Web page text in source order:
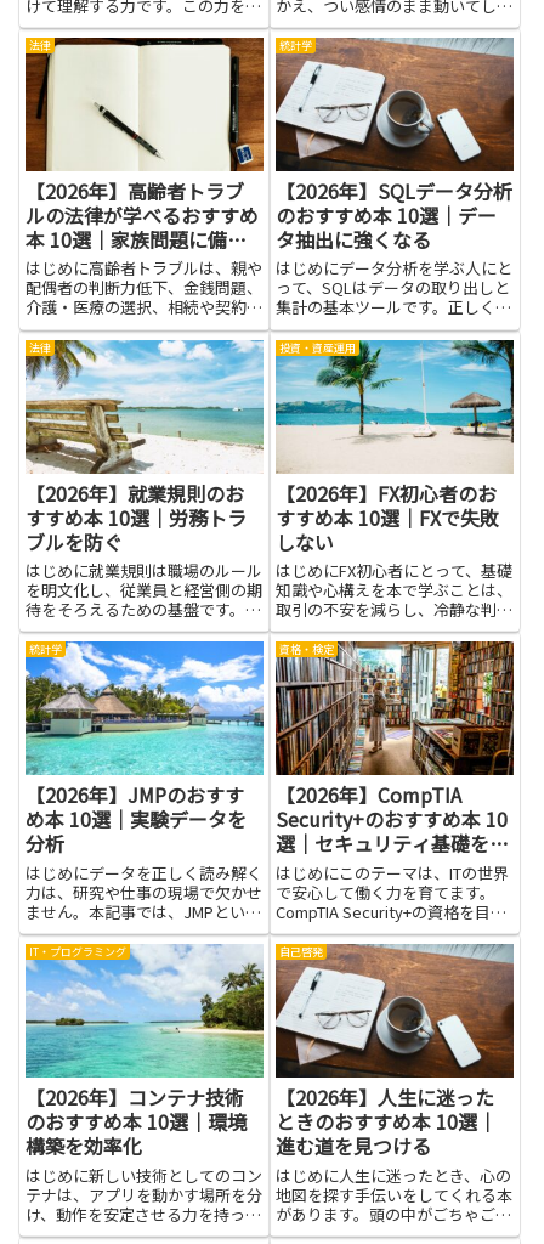
けて理解する力です。この力を高
めると、問題文の要点を素早くつ
かみ、与えられた情報の矛盾点や
前提を見抜く力が身につきます。
問題文を読み解く力も自然と養わ
れ、授業や演習で考え方を自分
の...
かえ、つい感情のまま動いてしま
うことがあります。このテーマ
は、その“怒りの正体”をやさしく
解き明かし、感情の波を穏やかに
するヒントを教えてくれます。怒
りの心理学を学ぶと、自分の心
の...
法律
【2026年】高齢者トラブ
ルの法律が学べるおすすめ
本 10選｜家族問題に備え
る
はじめに高齢者トラブルは、親や
配偶者の判断力低下、金銭問題、
介護・医療の選択、相続や契約ト
ラブルなど多岐にわたります。こ
うした場面で法律の基本を知って
おくと、権利や義務、手続きの流
れがわかり、必要な行動を落ち着
いて選べるようになります。本
で...
統計学
【2026年】SQLデータ分析
のおすすめ本 10選｜デー
タ抽出に強くなる
はじめにデータ分析を学ぶ人にと
って、SQLはデータの取り出しと
集計の基本ツールです。正しく使
いこなせば、膨大な情報の中から
意味のある答えを見つけ出す力が
高まります。適切な本を選ぶこと
で、データ構造の理解が深まり、
現場の課題解決に役立つ考え方...
法律
【2026年】就業規則のお
すすめ本 10選｜労務トラ
ブルを防ぐ
はじめに就業規則は職場のルール
を明文化し、従業員と経営側の期
待をそろえるための基盤です。正
しい知識があれば、出勤・休暇・
給与・懲戒などの取り扱いを透明
に定められ、誤解や不満が起点と
なる問題を減らせます。本記事で
紹介する書籍は、実務に役立つ
解...
投資・資産運用
【2026年】FX初心者のお
すすめ本 10選｜FXで失敗
しない
はじめにFX初心者にとって、基礎
知識や心構えを本で学ぶことは、
取引の不安を減らし、冷静な判断
を促す大きな助けになります。本
を通じてチャートの見方やリスク
管理、資金配分、メンタル面の対
策を身につければ、無駄な損失を
抑え、取引を続けやすくなりま...
統計学
【2026年】JMPのおすす
め本 10選｜実験データを
分析
はじめにデータを正しく読み解く
力は、研究や仕事の現場で欠かせ
ません。本記事では、JMPという
統計解析ツールを軸に、実験デー
タを分析する際の考え方や活用の
ヒントを紹介します。初心者でも
日常のデータ整理から可視化、仮
説検証まで段階的に進められる...
資格・検定
【2026年】CompTIA
Security+のおすすめ本 10
選｜セキュリティ基礎を証
明
はじめにこのテーマは、ITの世界
で安心して働く力を育てます。
CompTIA Security+の資格を目指
す人にとって、難しく感じる専門
用語を丁寧に解きほぐす本を選ぶ
ことは大きな助けです。読み進め
るうちに、セキュリティの基本的
な仕組みや用語...
IT・プログラミング
【2026年】コンテナ技術
のおすすめ本 10選｜環境
構築を効率化
はじめに新しい技術としてのコン
テナは、アプリを動かす場所を分
け、動作を安定させる力を持って
います。この記事では、環境構築
自己啓発
【2026年】人生に迷った
ときのおすすめ本 10選｜
進む道を見つける
はじめに人生に迷ったとき、心の
地図を探す手伝いをしてくれる本
があります。頭の中がごちゃごち
ゃして見えにくいときこそ、誰か